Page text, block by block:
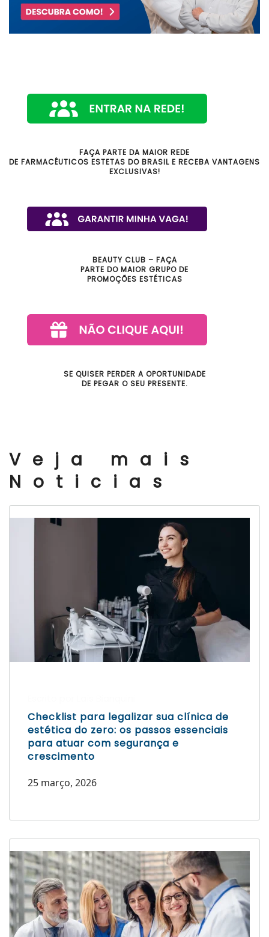
FAÇA PARTE DA MAIOR REDE
DE FARMACÊUTICOS ESTETAS DO BRASIL E RECEBA VANTAGENS
EXCLUSIVAS!
BEAUTY CLUB – FAÇA
PARTE DO MAIOR GRUPO DE
PROMOÇÕES ESTÉTICAS
SE QUISER PERDER A OPORTUNIDADE
DE PEGAR O SEU PRESENTE.
Veja mais
Noticias
Checklist para legalizar sua clínica de
estética do zero: os passos essenciais
para atuar com segurança e
crescimento
25 março, 2026